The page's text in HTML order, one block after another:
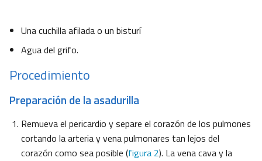
Una cuchilla afilada o un bisturí
Agua del grifo.
Procedimiento
Preparación de la asadurilla
Remueva el pericardio y separe el corazón de los pulmones
cortando la arteria y vena pulmonares tan lejos del
corazón como sea posible (figura 2). La vena cava y la